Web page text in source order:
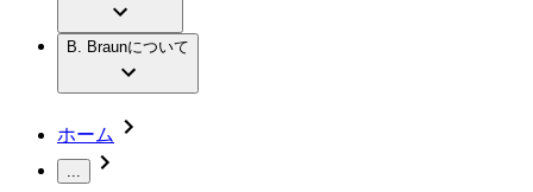
歯科
低侵襲手術 （内視鏡外科手術）
アクトリーン ハイライト セット
疾患・症状
要
キャリア（B. Braunで働くということ）
イノベーション
私たちの責任
B. Braunについて
ホーム
...